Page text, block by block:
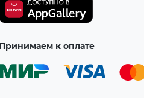
Принимаем к оплате